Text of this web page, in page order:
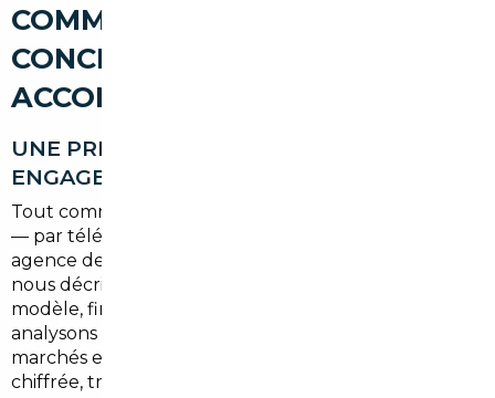
COMMENT FONCTIONNE
CONCRÈTEMENT NOTRE
ACCOMPAGNEMENT
UNE PREMIÈRE ÉTAPE SIMPLE ET SANS
ENGAGEMENT
Tout commence par un échange avec notre équipe
— par téléphone, en ligne, ou directement à notre
agence de
nous décrivez le véhicule que vous recherchez :
modèle, finition, motorisation, couleur, options. Nous
analysons les opportunités disponibles sur les
marchés européens et vous soumettons une offre
chiffrée, transparente, avec les économies